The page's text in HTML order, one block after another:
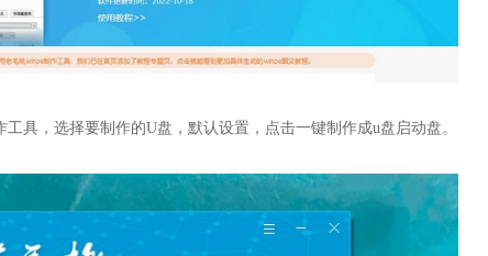
具，选择要制作的U盘，默认设置，点击一键制作成u盘启动盘。